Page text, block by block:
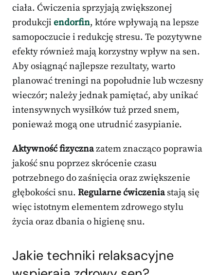
ciała. Ćwiczenia sprzyjają zwiększonej
produkcji endorfin, które wpływają na lepsze
samopoczucie i redukcję stresu. Te pozytywne
efekty również mają korzystny wpływ na sen.
Aby osiągnąć najlepsze rezultaty, warto
planować treningi na popołudnie lub wczesny
wieczór; należy jednak pamiętać, aby unikać
intensywnych wysiłków tuż przed snem,
ponieważ mogą one utrudnić zasypianie.
Aktywność fizycznazatem znacząco poprawia
jakość snu poprzez skrócenie czasu
potrzebnego do zaśnięcia oraz zwiększenie
głębokości snu. Regularne ćwiczeniastają się
więc istotnym elementem zdrowego stylu
życia oraz dbania o higienę snu.
Jakie techniki relaksacyjne